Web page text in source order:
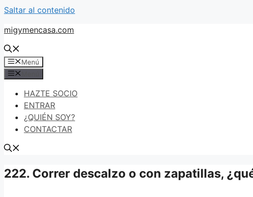
Saltar al contenido
migymencasa.com
Menú
HAZTE SOCIO
ENTRAR
¿QUIÉN SOY?
CONTACTAR
222. Correr descalzo o con zapatillas,